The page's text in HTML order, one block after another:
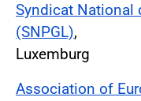
Syndicat National
(SNPGL),
Luxemburg
Association of